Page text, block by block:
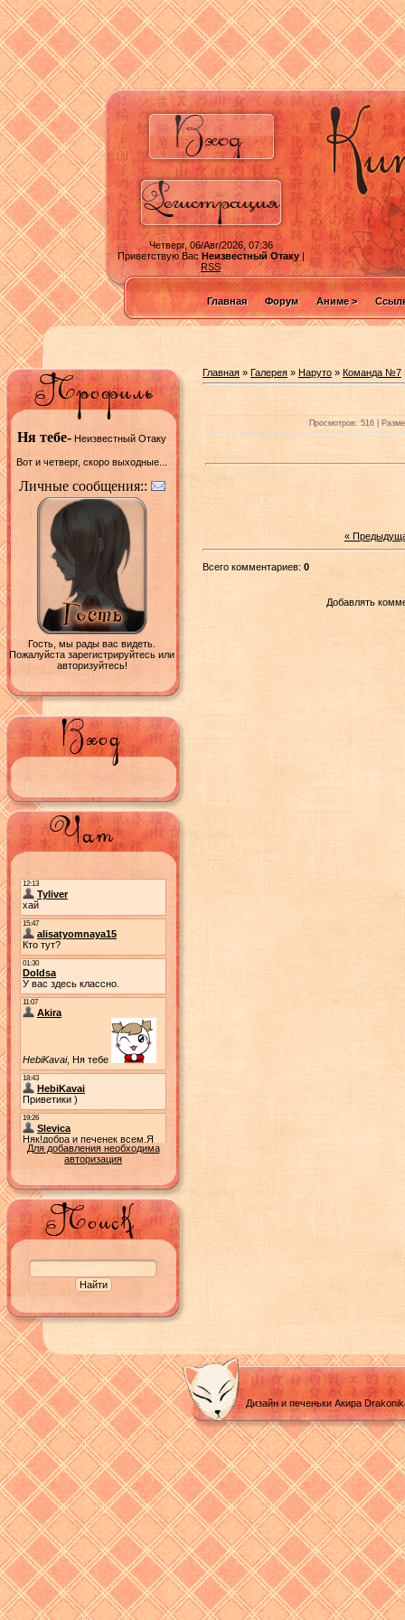
Четверг, 06/Авг/2026, 07:36
Приветствую ВасНеизвестный Отаку|
RSS
Главная Форум Аниме >
Ня тебе- Неизвестный Отаку
Вот и четверг, скоро выходные...
Личные сообщения::
Гость, мы рады вас видеть.
Пожалуйста зарегистрируйтесь или
авторизуйтесь!
Для добавления необходима
авторизация
Главная » Галерея » Наруто » Команда №7
Просмотров: 516 |
«
Всего комментариев: 0
Добавлять
Дизайн и печеньки Акира